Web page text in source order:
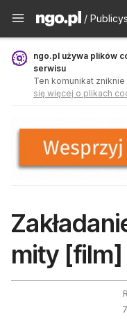
Publicystyka
/
ngo.pl używa plików
serwisu
Ten komunikat
się więcej o plikach
mity [film]